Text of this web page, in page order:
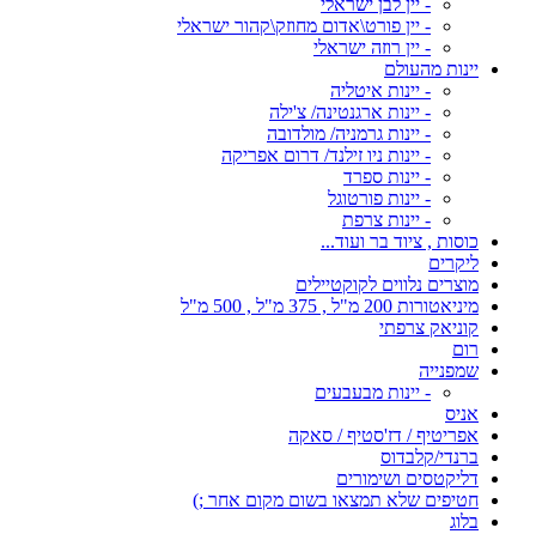
- יין לבן ישראלי
- יין פורט\אדום מחוזק\קהור ישראלי
- יין רוזה ישראלי
יינות מהעולם
- יינות איטליה
- יינות ארגנטינה/ צ'ילה
- יינות גרמניה/ מולדובה
- יינות ניו זילנד/ דרום אפריקה
- יינות ספרד
- יינות פורטוגל
- יינות צרפת
כוסות , ציוד בר ועוד...
ליקרים
מוצרים נלווים לקוקטיילים
מיניאטורות 200 מ"ל , 375 מ"ל , 500 מ"ל
קוניאק צרפתי
רום
שמפנייה
- יינות מבעבעים
אניס
אפריטיף / דז'סטיף / סאקה
ברנדי/קלבדוס
דליקטסים ושימורים
חטיפים שלא תמצאו בשום מקום אחר ;)
בלוג